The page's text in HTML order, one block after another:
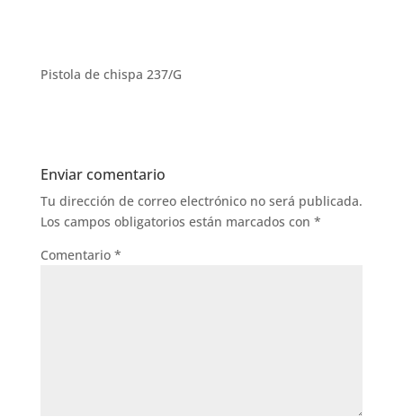
Pistola de chispa 237/G
Enviar comentario
Tu dirección de correo electrónico no será publicada.
Los campos obligatorios están marcados con *
Comentario *